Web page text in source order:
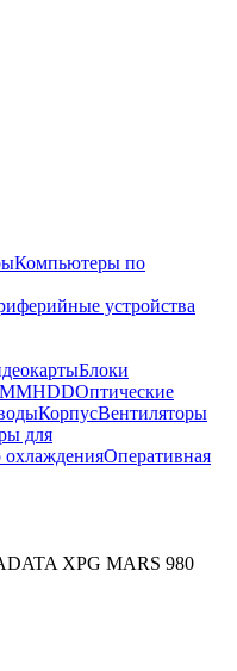
Компьютеры по
устройства
Блоки
HDDОптические
КорпусВентиляторы
для
Оперативная
XPG MARS 980